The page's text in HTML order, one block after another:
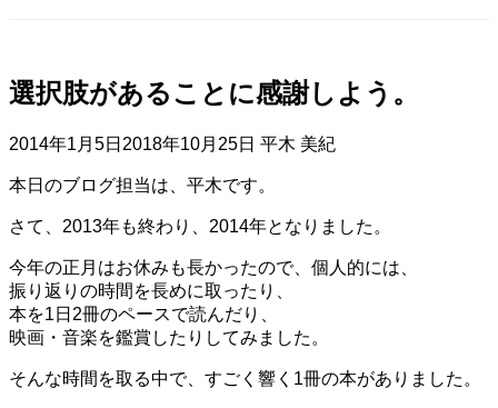
選択肢があることに感謝しよう。
2014年1月5日 2018年10月25日 平木 美紀
本日のブログ担当は、平木です。
さて、2013年も終わり、2014年となりました。
今年の正月はお休みも長かったので、個人的には、
振り返りの時間を長めに取ったり、
本を1日2冊のペースで読んだり、
映画・音楽を鑑賞したりしてみました。
そんな時間を取る中で、すごく響く1冊の本がありました。